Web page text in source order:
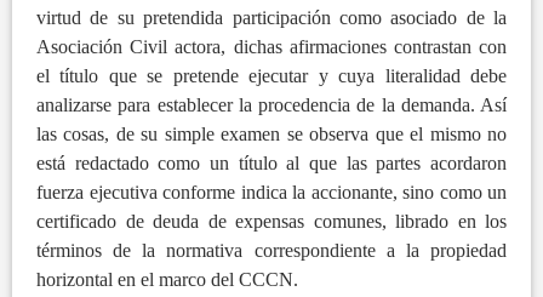
virtud de su pretendida participación como asociado de la
Asociación Civil actora, dichas afirmaciones contrastan con
el título que se pretende ejecutar y cuya literalidad debe
analizarse para establecer la procedencia de la demanda. Así
las cosas, de su simple examen se observa que el mismo no
está redactado como un título al que las partes acordaron
fuerza ejecutiva conforme indica la accionante, sino como un
certificado de deuda de expensas comunes, librado en los
términos de la normativa correspondiente a la propiedad
horizontal en el marco del CCCN.